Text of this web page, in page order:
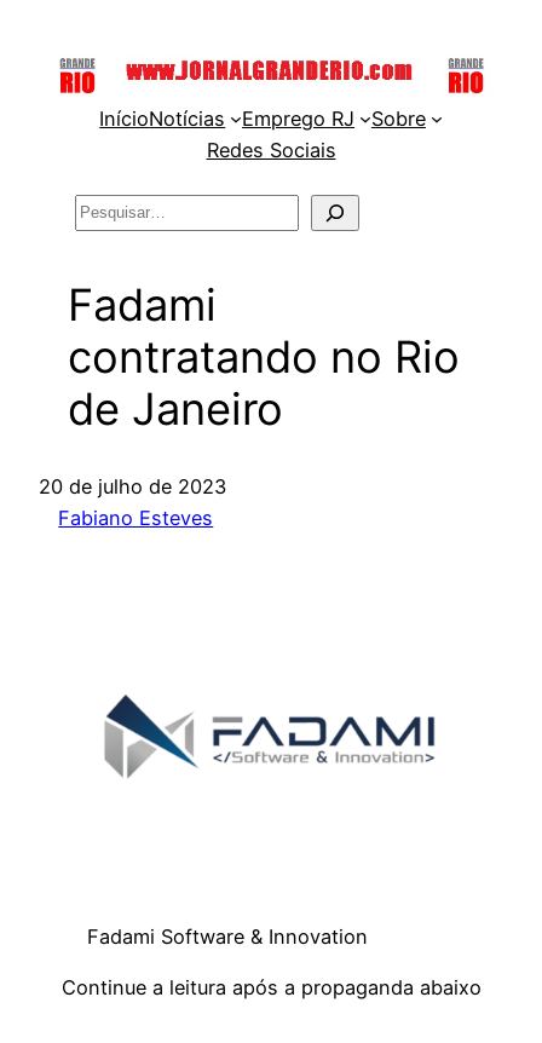
InícioNotícias Emprego RJ
Sobre
Redes Sociais
Pesquisar
Fadami
contratando no Rio
de Janeiro
20 de julho de 2023
Fabiano Esteves
Fadami Software & Innovation
Continue a leitura após a propaganda abaixo